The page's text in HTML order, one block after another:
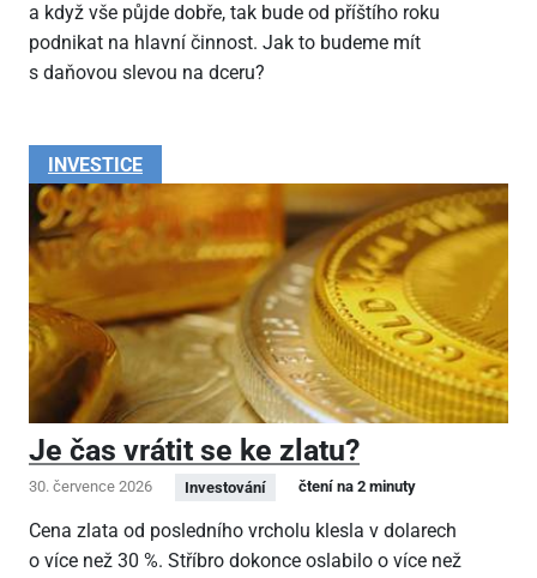
a když vše půjde dobře, tak bude od příštího roku
podnikat na hlavní činnost. Jak to budeme mít
s daňovou slevou na dceru?
INVESTICE
Je čas vrátit se ke zlatu?
30. července 2026 Investování čtení na 2 minuty
Cena zlata od posledního vrcholu klesla v dolarech
o více než 30 %. Stříbro dokonce oslabilo o více než